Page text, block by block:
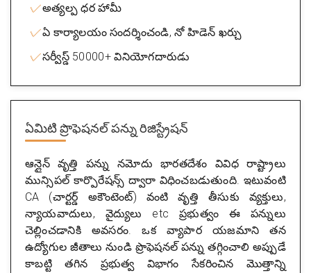
అత్యల్ప ధర హామీ
ఏ కార్యాలయం సందర్శించండి, నో హిడెన్ ఖర్చు
సర్వీస్డ్ 50000+ వినియోగదారుడు
ఏమిటిప్రొఫెషనల్ పన్ను రిజిస్ట్రేషన్
ఆన్లైన్ వృత్తి పన్ను నమోదు భారతదేశం వివిధ రాష్ట్రాలు
మున్సిపల్ కార్పొరేషన్స్ ద్వారా విధించబడుతుంది. ఇటువంటి
CA (చార్టర్డ్ అకౌంటెంట్) వంటి వృత్తి తీసుకు వ్యక్తులు,
న్యాయవాదులు, వైద్యులు etc ప్రభుత్వం ఈ పన్నులు
చెల్లించడానికి అవసరం. ఒక వ్యాపార యజమాని తన
ఉద్యోగుల జీతాలు నుండి ప్రొఫెషనల్ పన్ను తగ్గించాలి అప్పుడే
కాబట్టి తగిన ప్రభుత్వ విభాగం సేకరించిన మొత్తాన్ని